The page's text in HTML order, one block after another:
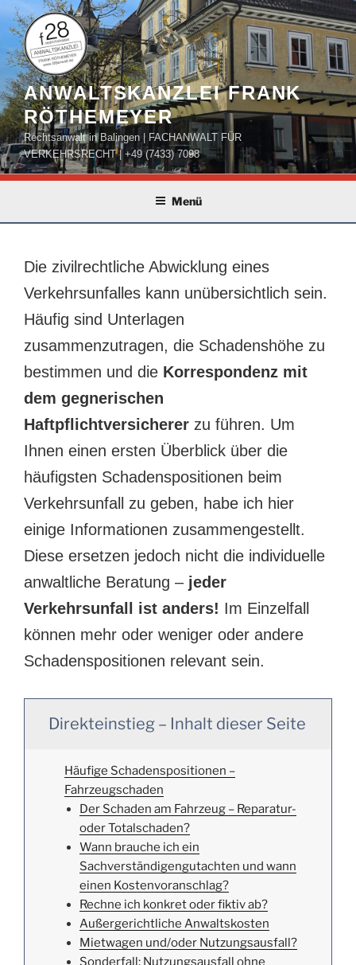
Zum
Inhalt
springen
ANWALTSKANZLEI FRANK
RÖTHEMEYER
Rechtsanwalt in Balingen | FACHANWALT FÜR
VERKEHRSRECHT | +49 (7433) 7098
Menü
Die zivilrechtliche Abwicklung eines
Verkehrsunfalles kann unübersichtlich sein.
Häufig sind Unterlagen
zusammenzutragen, die Schadenshöhe zu
bestimmen und die Korrespondenz mit
dem gegnerischen
Haftpflichtversicherer zu führen. Um
Ihnen einen ersten Überblick über die
häufigsten Schadenspositionen beim
Verkehrsunfall zu geben, habe ich hier
einige Informationen zusammengestellt.
Diese ersetzen jedoch nicht die individuelle
anwaltliche Beratung – jeder
Verkehrsunfall ist anders! Im Einzelfall
können mehr oder weniger oder andere
Schadenspositionen relevant sein.
Direkteinstieg – Inhalt dieser Seite
Häufige Schadenspositionen –
Fahrzeugschaden
Der Schaden am Fahrzeug – Reparatur-
oder Totalschaden?
Wann brauche ich ein
Sachverständigengutachten und wann
einen Kostenvoranschlag?
Rechne ich konkret oder fiktiv ab?
Außergerichtliche Anwaltskosten
Mietwagen und/oder Nutzungsausfall?
Sonderfall: Nutzungsausfall ohne